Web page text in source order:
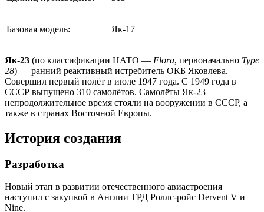
Базовая модель: Як-17
Як-23 (по классификации НАТО — Flora, первоначально Type
28) — ранний реактивный истребитель ОКБ Яковлева.
Совершил первый полёт в июле 1947 года. С 1949 года в
СССР выпущено 310 самолётов. Самолёты Як-23
непродолжительное время стояли на вооружении в СССР, а
также в странах Восточной Европы.
История создания
Разработка
Новый этап в развитии отечественного авиастроения
наступил с закупкой в Англии ТРД Роллс-ройс Dervent V и
Nine.